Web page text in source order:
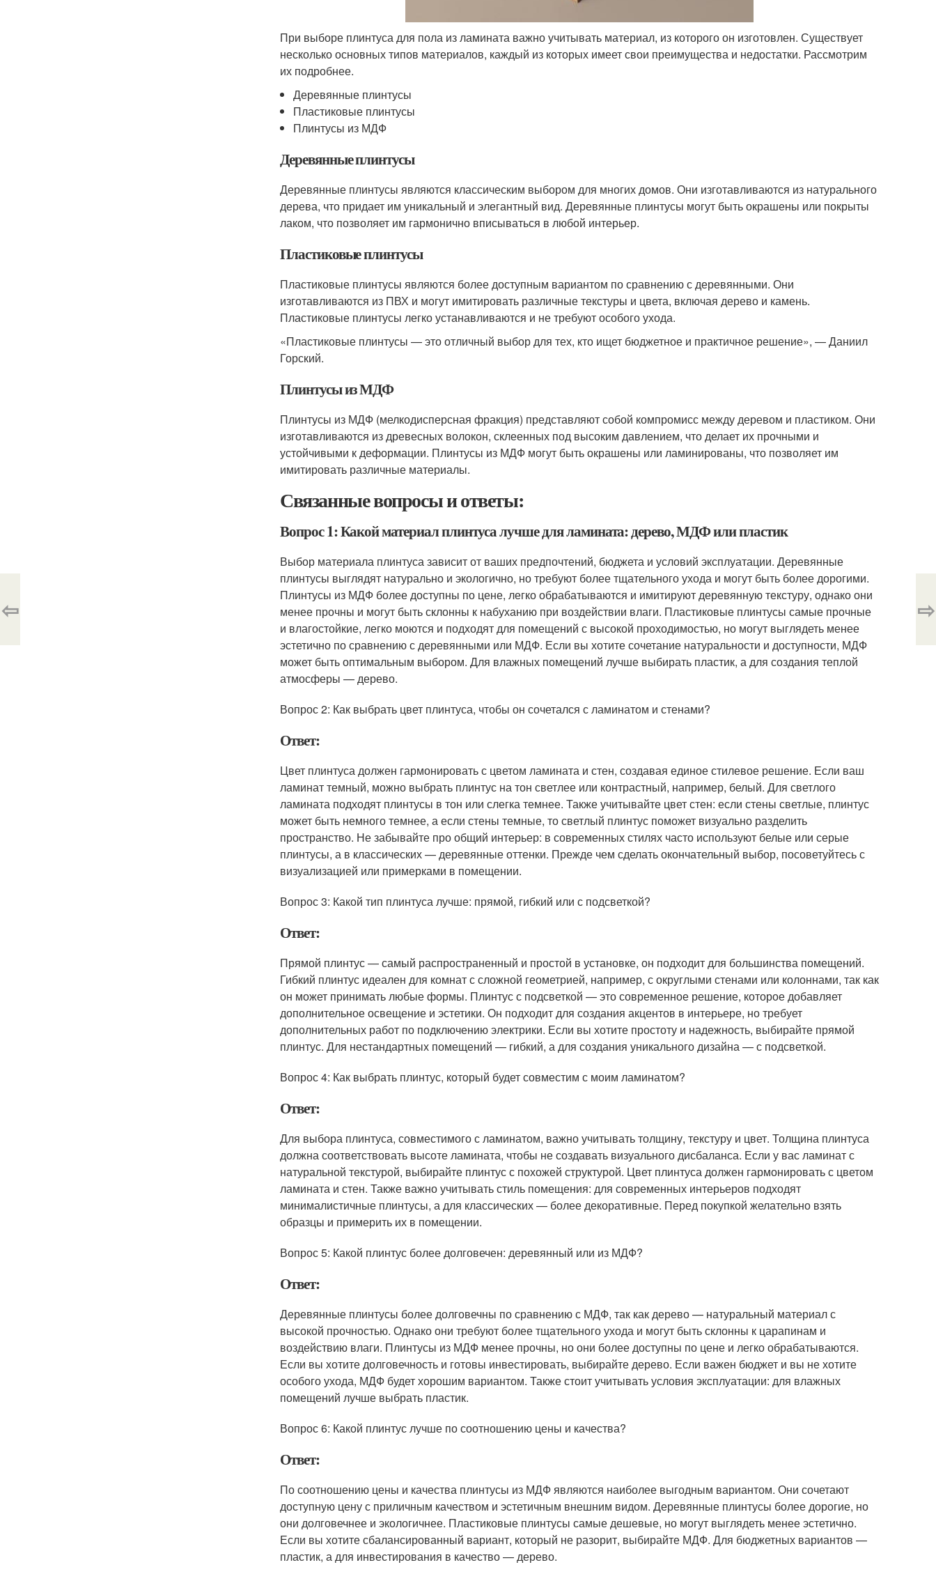
При выборе плинтуса для пола из ламината важно учитывать материал, из которого он изготовлен. Существует
несколько основных типов материалов, каждый из которых имеет свои преимущества и недостатки. Рассмотрим
их подробнее.
Деревянные плинтусы
Пластиковые плинтусы
Плинтусы из МДФ
Деревянные плинтусы
Деревянные плинтусы являются классическим выбором для многих домов. Они изготавливаются из натурального
дерева, что придает им уникальный и элегантный вид. Деревянные плинтусы могут быть окрашены или покрыты
лаком, что позволяет им гармонично вписываться в любой интерьер.
Пластиковые плинтусы
Пластиковые плинтусы являются более доступным вариантом по сравнению с деревянными. Они
изготавливаются из ПВХ и могут имитировать различные текстуры и цвета, включая дерево и камень.
Пластиковые плинтусы легко устанавливаются и не требуют особого ухода.
«Пластиковые плинтусы — это отличный выбор для тех, кто ищет бюджетное и практичное решение», — Даниил
Горский.
Плинтусы из МДФ
Плинтусы из МДФ (мелкодисперсная фракция) представляют собой компромисс между деревом и пластиком. Они
изготавливаются из древесных волокон, склеенных под высоким давлением, что делает их прочными и
устойчивыми к деформации. Плинтусы из МДФ могут быть окрашены или ламинированы, что позволяет им
имитировать различные материалы.
Связанные вопросы и ответы:
Вопрос 1: Какой материал плинтуса лучше для ламината: дерево, МДФ или пластик
Выбор материала плинтуса зависит от ваших предпочтений, бюджета и условий эксплуатации. Деревянные
плинтусы выглядят натурально и экологично, но требуют более тщательного ухода и могут быть более дорогими.
Плинтусы из МДФ более доступны по цене, легко обрабатываются и имитируют деревянную текстуру, однако они
менее прочны и могут быть склонны к набуханию при воздействии влаги. Пластиковые плинтусы самые прочные
и влагостойкие, легко моются и подходят для помещений с высокой проходимостью, но могут выглядеть менее
эстетично по сравнению с деревянными или МДФ. Если вы хотите сочетание натуральности и доступности, МДФ
может быть оптимальным выбором. Для влажных помещений лучше выбирать пластик, а для создания теплой
атмосферы — дерево.
Вопрос 2: Как выбрать цвет плинтуса, чтобы он сочетался с ламинатом и стенами?
Ответ:
Цвет плинтуса должен гармонировать с цветом ламината и стен, создавая единое стилевое решение. Если ваш
ламинат темный, можно выбрать плинтус на тон светлее или контрастный, например, белый. Для светлого
ламината подходят плинтусы в тон или слегка темнее. Также учитывайте цвет стен: если стены светлые, плинтус
может быть немного темнее, а если стены темные, то светлый плинтус поможет визуально разделить
пространство. Не забывайте про общий интерьер: в современных стилях часто используют белые или серые
плинтусы, а в классических — деревянные оттенки. Прежде чем сделать окончательный выбор, посоветуйтесь с
визуализацией или примерками в помещении.
Вопрос 3: Какой тип плинтуса лучше: прямой, гибкий или с подсветкой?
Ответ:
Прямой плинтус — самый распространенный и простой в установке, он подходит для большинства помещений.
Гибкий плинтус идеален для комнат с сложной геометрией, например, с округлыми стенами или колоннами, так как
он может принимать любые формы. Плинтус с подсветкой — это современное решение, которое добавляет
дополнительное освещение и эстетики. Он подходит для создания акцентов в интерьере, но требует
дополнительных работ по подключению электрики. Если вы хотите простоту и надежность, выбирайте прямой
плинтус. Для нестандартных помещений — гибкий, а для создания уникального дизайна — с подсветкой.
Вопрос 4: Как выбрать плинтус, который будет совместим с моим ламинатом?
Ответ:
Для выбора плинтуса, совместимого с ламинатом, важно учитывать толщину, текстуру и цвет. Толщина плинтуса
должна соответствовать высоте ламината, чтобы не создавать визуального дисбаланса. Если у вас ламинат с
натуральной текстурой, выбирайте плинтус с похожей структурой. Цвет плинтуса должен гармонировать с цветом
ламината и стен. Также важно учитывать стиль помещения: для современных интерьеров подходят
минималистичные плинтусы, а для классических — более декоративные. Перед покупкой желательно взять
образцы и примерить их в помещении.
Вопрос 5: Какой плинтус более долговечен: деревянный или из МДФ?
Ответ:
Деревянные плинтусы более долговечны по сравнению с МДФ, так как дерево — натуральный материал с
высокой прочностью. Однако они требуют более тщательного ухода и могут быть склонны к царапинам и
воздействию влаги. Плинтусы из МДФ менее прочны, но они более доступны по цене и легко обрабатываются.
Если вы хотите долговечность и готовы инвестировать, выбирайте дерево. Если важен бюджет и вы не хотите
особого ухода, МДФ будет хорошим вариантом. Также стоит учитывать условия эксплуатации: для влажных
помещений лучше выбрать пластик.
Вопрос 6: Какой плинтус лучше по соотношению цены и качества?
Ответ:
По соотношению цены и качества плинтусы из МДФ являются наиболее выгодным вариантом. Они сочетают
доступную цену с приличным качеством и эстетичным внешним видом. Деревянные плинтусы более дорогие, но
они долговечнее и экологичнее. Пластиковые плинтусы самые дешевые, но могут выглядеть менее эстетично.
Если вы хотите сбалансированный вариант, который не разорит, выбирайте МДФ. Для бюджетных вариантов —
пластик, а для инвестирования в качество — дерево.
⇦ ⇨